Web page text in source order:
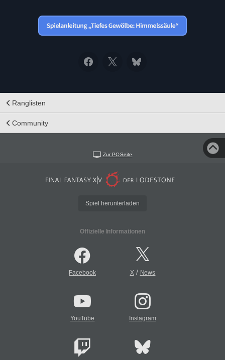
Ranglisten
Community
Zur PC-Seite
Spiel herunterladen
Offizielle Informationen
Facebook X/ News
YouTube Instagram